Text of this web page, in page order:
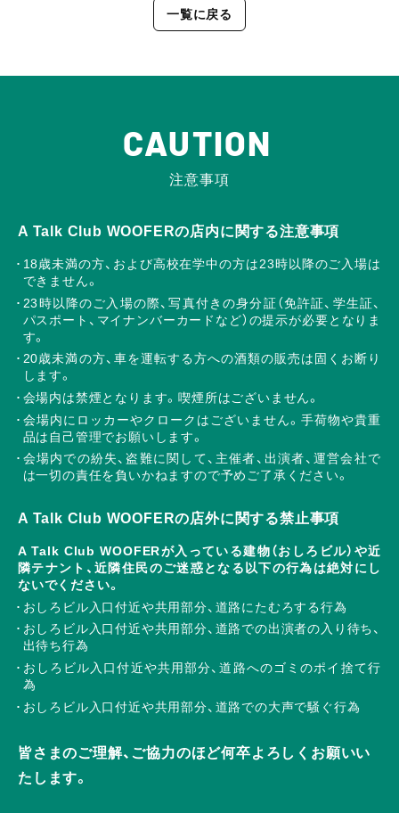
一覧に戻る
CAUTION
注意事項
A Talk Club WOOFERの店内に関する注意事項
18歳未満の方、および高校在学中の方は23時以降のご入場は
できません。
23時以降のご入場の際、写真付きの身分証（免許証、学生証、
パスポート、マイナンバーカードなど）の提示が必要となりま
す。
20歳未満の方、車を運転する方への酒類の販売は固くお断り
します。
会場内は禁煙となります。喫煙所はございません。
会場内にロッカーやクロークはございません。手荷物や貴重
品は自己管理でお願いします。
会場内での紛失、盗難に関して、主催者、出演者、運営会社で
は一切の責任を負いかねますので予めご了承ください。
A Talk Club WOOFERの店外に関する禁止事項
A Talk Club WOOFERが入っている建物（おしろビル）や近
隣テナント、近隣住民のご迷惑となる以下の行為は絶対にし
ないでください。
おしろビル入口付近や共用部分、道路にたむろする行為
おしろビル入口付近や共用部分、道路での出演者の入り待ち、
出待ち行為
おしろビル入口付近や共用部分、道路へのゴミのポイ捨て行
為
おしろビル入口付近や共用部分、道路での大声で騒ぐ行為
皆さまのご理解、ご協力のほど何卒よろしくお願いい
たします。